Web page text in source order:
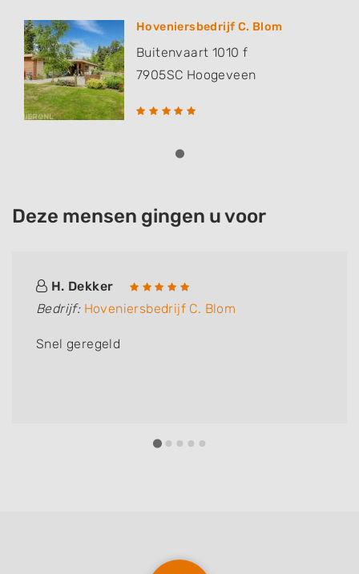
Hoveniersbedrijf C. Blom
Buitenvaart 1010 f
7905SC Hoogeveen
Deze mensen gingen u voor
H. Dekker
Bedrijf: Hoveniersbedrijf C. Blom
Snel geregeld